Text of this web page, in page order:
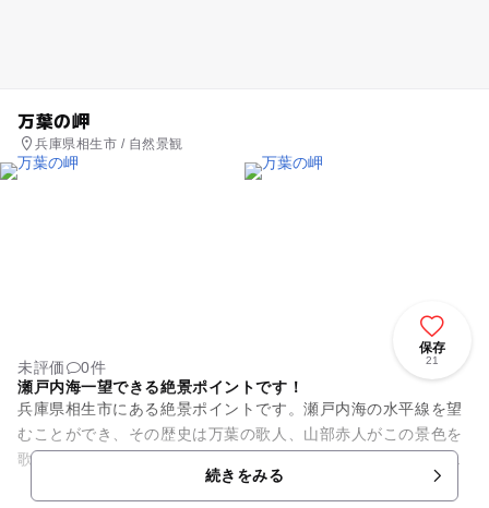
万葉の岬
兵庫県相生市 / 自然景観
保存
21
未評価
0件
瀬戸内海一望できる絶景ポイントです！
兵庫県相生市にある絶景ポイントです。瀬戸内海の水平線を望
むことができ、その歴史は万葉の歌人、山部赤人がこの景色を
歌に詠んだと言われているほど由緒正しい場所です。海に沈む
夕日は大変美しく、見どころ...続きをみる